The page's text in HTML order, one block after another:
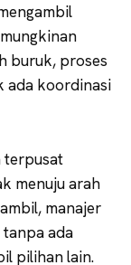
buruk, proses
ada koordinasi
terpusat
menuju arah
manajer
ada
pilihan lain.